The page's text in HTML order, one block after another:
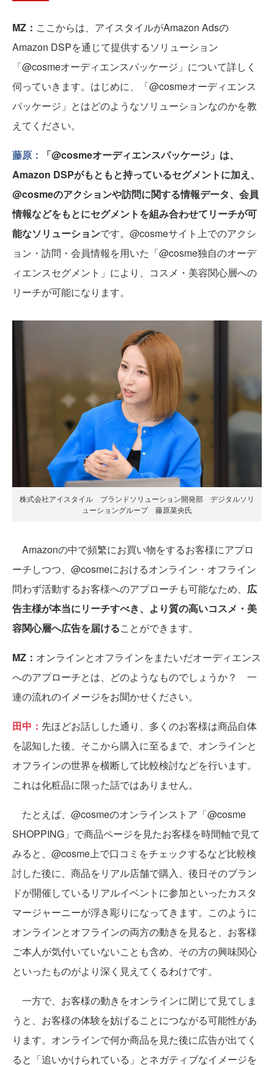
MZ： ここからは、アイスタイルがAmazon Adsの
Amazon DSPを通じて提供するソリューション
「@cosmeオーディエンスパッケージ」について詳しく
伺っていきます。はじめに、「@cosmeオーディエンス
パッケージ」とはどのようなソリューションなのかを教
えてください。
藤原：
「@cosmeオーディエンスパッケージ」は、
Amazon DSPがもともと持っているセグメントに加え、
@cosmeのアクションや訪問に関する情報データ、会員
情報などをもとにセグメントを組み合わせてリーチが可
能なソリューションです。@cosmeサイト上でのアクシ
ョン・訪問・会員情報を用いた「@cosme独自のオーデ
ィエンスセグメント」により、コスメ・美容関心層への
リーチが可能になります。
株式会社アイスタイル ブランドソリューション開発部 デジタルソリ
ューショングループ 藤原菜央氏
Amazonの中で頻繁にお買い物をするお客様にアプロ
ーチしつつ、@cosmeにおけるオンライン・オフライン
問わず活動するお客様へのアプローチも可能なため、 広
告主様が本当にリーチすべき、より質の高いコスメ・美
容関心層へ広告を届けることができます。
MZ： オンラインとオフラインをまたいだオーディエンス
へのアプローチとは、どのようなものでしょうか？ 一
連の流れのイメージをお聞かせください。
田中： 先ほどお話しした通り、多くのお客様は商品自体
を認知した後、そこから購入に至るまで、オンラインと
オフラインの世界を横断して比較検討などを行います。
これは化粧品に限った話ではありません。
たとえば、@cosmeのオンラインストア「@cosme
SHOPPING」で商品ページを見たお客様を時間軸で見て
みると、@cosme上で口コミをチェックするなど比較検
討した後に、商品をリアル店舗で購入、後日そのブラン
ドが開催しているリアルイベントに参加といったカスタ
マージャーニーが浮き彫りになってきます。このように
オンラインとオフラインの両方の動きを見ると、お客様
ご本人が気付いていないことも含め、その方の興味関心
といったものがより深く見えてくるわけです。
一方で、お客様の動きをオンラインに閉じて見てしま
うと、お客様の体験を妨げることにつながる可能性があ
ります。オンラインで何か商品を見た後に広告が出てく
ると「追いかけられている」とネガティブなイメージを